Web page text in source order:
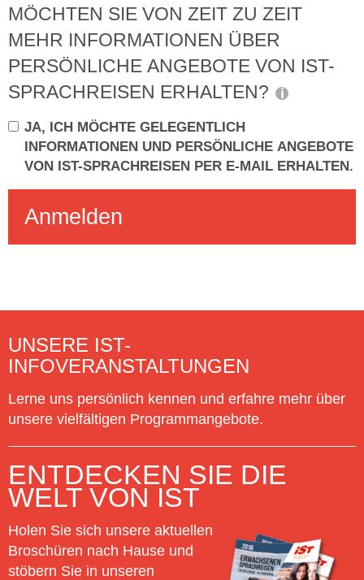
MÖCHTEN SIE VON ZEIT ZU ZEIT
MEHR INFORMATIONEN ÜBER
PERSÖNLICHE ANGEBOTE VON IST-
SPRACHREISEN ERHALTEN?
JA, ICH MÖCHTE GELEGENTLICH
INFORMATIONEN UND PERSÖNLICHE ANGEBOTE
VON IST-SPRACHREISEN PER E-MAIL ERHALTEN.
Anmelden
UNSERE IST-
INFOVERANSTALTUNGEN
Lerne uns persönlich kennen und erfahre mehr über
unsere vielfältigen Programmangebote.
ENTDECKEN SIE DIE
WELT VON IST
Holen Sie sich unsere aktuellen
Broschüren nach Hause und
stöbern Sie in unseren